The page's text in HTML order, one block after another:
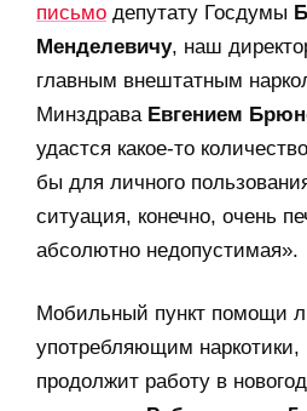
письмо депутату Госдумы
Менделевичу, наш
главным внештатным
Минздрава Евгением
удастся какое-то
бы для личного
ситуация, конечно, очень
абсолютно недопустимая».
Мобильный пункт помощи
употребляющим
продолжит работу в